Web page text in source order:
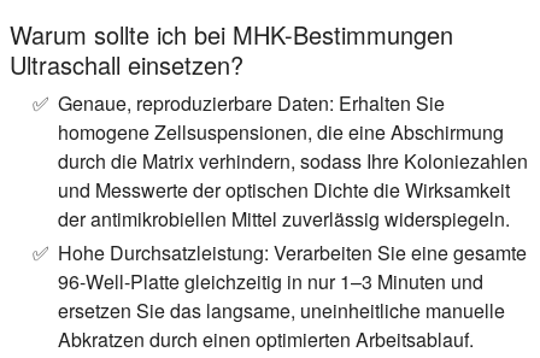
Warum sollte ich bei MHK-Bestimmungen
Ultraschall einsetzen?
Genaue, reproduzierbare Daten: Erhalten Sie
homogene Zellsuspensionen, die eine Abschirmung
durch die Matrix verhindern, sodass Ihre Koloniezahlen
und Messwerte der optischen Dichte die Wirksamkeit
der antimikrobiellen Mittel zuverlässig widerspiegeln.
Hohe Durchsatzleistung: Verarbeiten Sie eine gesamte
96-Well-Platte gleichzeitig in nur 1–3 Minuten und
ersetzen Sie das langsame, uneinheitliche manuelle
Abkratzen durch einen optimierten Arbeitsablauf.